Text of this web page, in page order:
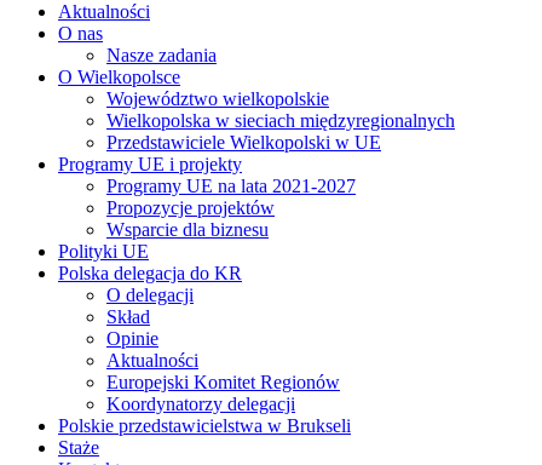
Aktualności
O nas
Nasze zadania
O Wielkopolsce
Województwo wielkopolskie
Wielkopolska w sieciach międzyregionalnych
Przedstawiciele Wielkopolski w UE
Programy UE i projekty
Programy UE na lata 2021-2027
Propozycje projektów
Wsparcie dla biznesu
Polityki UE
Polska delegacja do KR
O delegacji
Skład
Opinie
Aktualności
Europejski Komitet Regionów
Koordynatorzy delegacji
Polskie przedstawicielstwa w Brukseli
Staże